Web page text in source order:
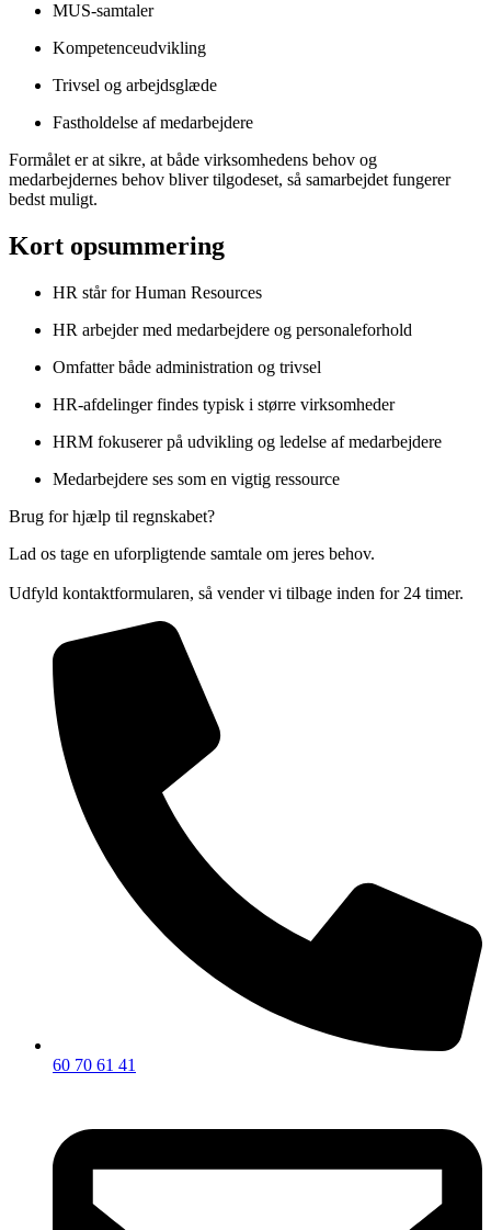
MUS-samtaler
Kompetenceudvikling
Trivsel og arbejdsglæde
Fastholdelse af medarbejdere
Formålet er at sikre, at både virksomhedens behov og
medarbejdernes behov bliver tilgodeset, så samarbejdet fungerer
bedst muligt.
Kort opsummering
HR står for Human Resources
HR arbejder med medarbejdere og personaleforhold
Omfatter både administration og trivsel
HR-afdelinger findes typisk i større virksomheder
HRM fokuserer på udvikling og ledelse af medarbejdere
Medarbejdere ses som en vigtig ressource
Brug for hjælp til regnskabet?
Lad os tage en uforpligtende samtale om jeres behov.
Udfyld kontaktformularen, så vender vi tilbage inden for 24 timer.
60 70 61 41